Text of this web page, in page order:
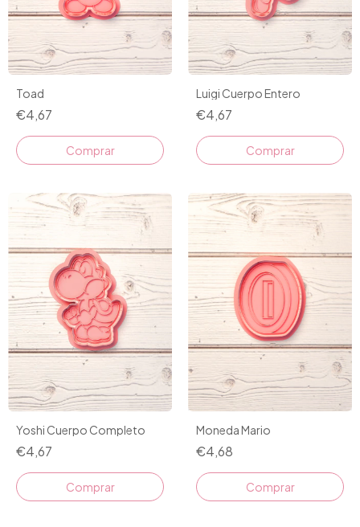
Toad
€4,67
Comprar
Luigi Cuerpo Entero
€4,67
Comprar
Yoshi Cuerpo Completo
€4,67
Comprar
Moneda Mario
€4,68
Comprar